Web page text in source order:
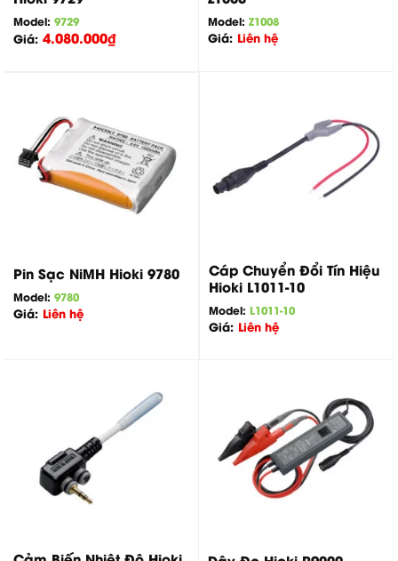
Model: 9729
Giá: 4.080.000₫
Model: Z1008
Giá: Liên hệ
Pin Sạc NiMH Hioki 9780
Model: 9780
Giá: Liên hệ
Cáp Chuyển Đổi Tín Hiệu
Hioki L1011-10
Model: L1011-10
Giá: Liên hệ